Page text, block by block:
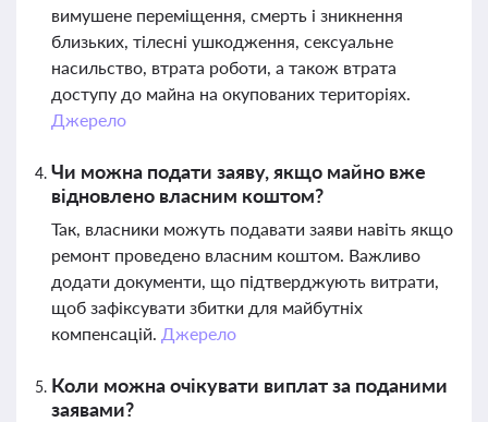
вимушене переміщення, смерть і зникнення
близьких, тілесні ушкодження, сексуальне
насильство, втрата роботи, а також втрата
доступу до майна на окупованих територіях.
Джерело
Чи можна подати заяву, якщо майно вже
відновлено власним коштом?
Так, власники можуть подавати заяви навіть якщо
ремонт проведено власним коштом. Важливо
додати документи, що підтверджують витрати,
щоб зафіксувати збитки для майбутніх
компенсацій. Джерело
Коли можна очікувати виплат за поданими
заявами?